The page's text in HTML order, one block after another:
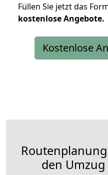
Füllen Sie jetzt das
kostenloseAngebote.
Kostenlose
den